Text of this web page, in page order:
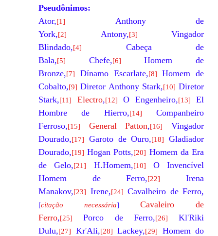
Pseudônimos:
Ator,[1]
Anthony de
York,[2] Antony,[3]
Vingador
Blindado,[4]
Cabeça de
Bala,[5] Chefe,[6]
Homem de
Bronze,[7] Dínamo Escarlate,[8]
Homem de
Cobalto,[9] Diretor Anthony Stark,[10] Diretor
Stark,[11] Electro,[12] O Engenheiro,[13]
El
Hombre de Hierro,[14]
Companheiro
Ferroso,[15] General Patton,[16]
Vingador
Dourado,[17] Garoto de Ouro,[18]
Gladiador
Dourado,[19] Hogan Potts,[20] Homem da Era
de Gelo,[21] H.Homem,[10]
O Invencível
Homem de Ferro,[22]
Irena
Manakov,[23] Irene,[24] Cavalheiro de Ferro,
[citação necessária]
Cavaleiro de
Ferro,[25] Porco de Ferro,[26]
Kl'Riki
Dulu,[27] Kr'Ali,[28] Lackey,[29]
Homem do